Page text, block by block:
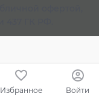
Избранное Войти